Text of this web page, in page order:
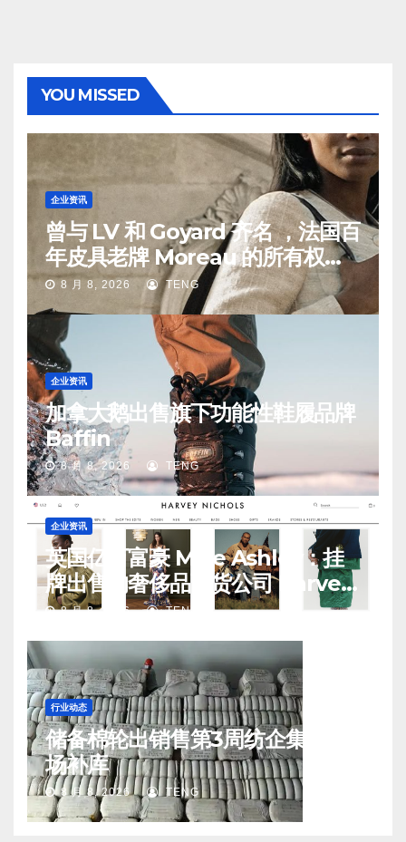
YOU MISSED
企业资讯
曾与 LV 和 Goyard 齐名 ，法国百
年皮具老牌 Moreau 的所有权易
手8 月 8, 2026 TENG
企业资讯
加拿大鹅出售旗下功能性鞋履品牌
Baffin
8 月 8, 2026 TENG
企业资讯
英国亿万富豪 Mike Ashley：挂
牌出售的奢侈品百货公司 Harvey
Nichols 正陷入“死亡螺旋”
8 月 8, 2026 TENG
行业动态
储备棉轮出销售第3周纺企集中入
场补库
8 月 8, 2026 TENG